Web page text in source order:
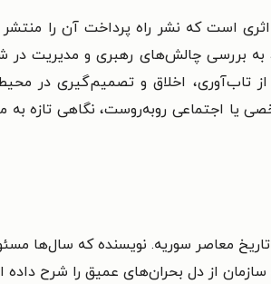
است که نشر راه پرداخت آن را منتشر
به بررسی چالش‌های رهبری و مدیریت در
از تاب‌آوری، اخلاق و تصمیم‌گیری در
یا اجتماعی روبه‌روست، نگاهی تازه به
معاصر سوریه. نویسنده که سال‌ها
از دل بحران‌های عمیق را شرح